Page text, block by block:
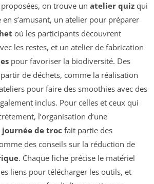
on trouve un atelier quiz qui
en s’amusant, un atelier pour préparer
où les participants découvrent
les restes, et un atelier de fabrication
pour favoriser la biodiversité. Des
de déchets, comme la réalisation
pour faire des smoothies avec des
inclus. Pour celles et ceux qui
l’organisation d’une
journée de troc fait partie des
des conseils sur la réduction de
. Chaque fiche précise le matériel
liens pour télécharger les outils, et